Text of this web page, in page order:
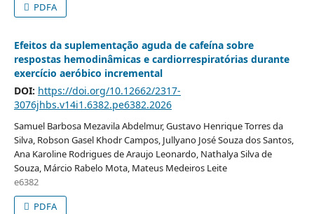
PDFA
Efeitos da suplementação aguda de cafeína sobre
respostas hemodinâmicas e cardiorrespiratórias durante
exercício aeróbico incremental
DOI: https://doi.org/10.12662/2317-
3076jhbs.v14i1.6382.pe6382.2026
Samuel Barbosa Mezavila Abdelmur, Gustavo Henrique Torres da
Silva, Robson Gasel Khodr Campos, Jullyano José Souza dos Santos,
Ana Karoline Rodrigues de Araujo Leonardo, Nathalya Silva de
Souza, Márcio Rabelo Mota, Mateus Medeiros Leite
e6382
PDFA